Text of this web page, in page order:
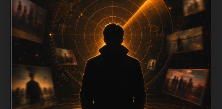
续阅读、移动端打开时图片和摘要是否一致。每次新增
内容后同步检查标题、description、canonical、主题
图、alt、title和推荐链接，确保页面既能被搜索引擎理
解，也能让真实用户
相关问题与推荐